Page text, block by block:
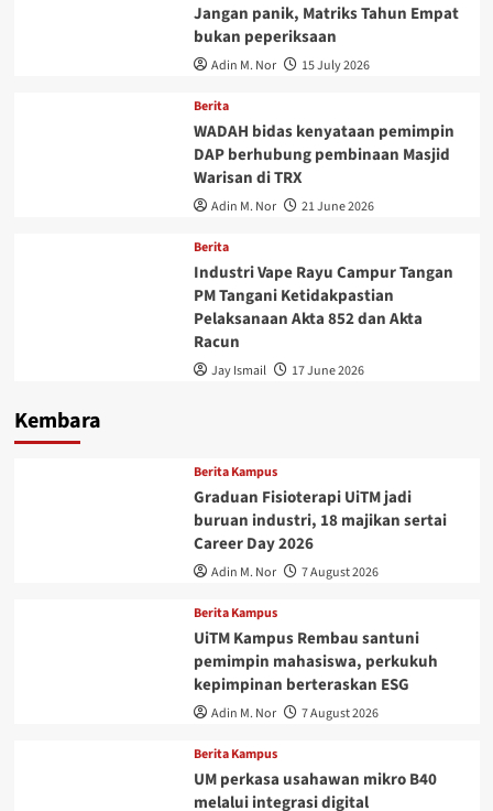
Jangan panik, Matriks Tahun Empat
bukan peperiksaan
Adin M. Nor 15 July 2026
Berita
WADAH bidas kenyataan pemimpin
DAP berhubung pembinaan Masjid
Warisan di TRX
Adin M. Nor 21 June 2026
Berita
Industri Vape Rayu Campur Tangan
PM Tangani Ketidakpastian
Pelaksanaan Akta 852 dan Akta
Racun
Jay Ismail 17 June 2026
Kembara
Berita Kampus
Graduan Fisioterapi UiTM jadi
buruan industri, 18 majikan sertai
Career Day 2026
Adin M. Nor 7 August 2026
Berita Kampus
UiTM Kampus Rembau santuni
pemimpin mahasiswa, perkukuh
kepimpinan berteraskan ESG
Adin M. Nor 7 August 2026
Berita Kampus
UM perkasa usahawan mikro B40
melalui integrasi digital